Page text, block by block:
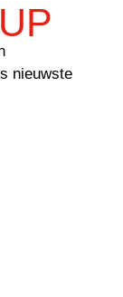
nieuwste